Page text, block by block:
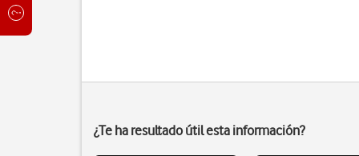
¿Te ha resultado útil esta información?